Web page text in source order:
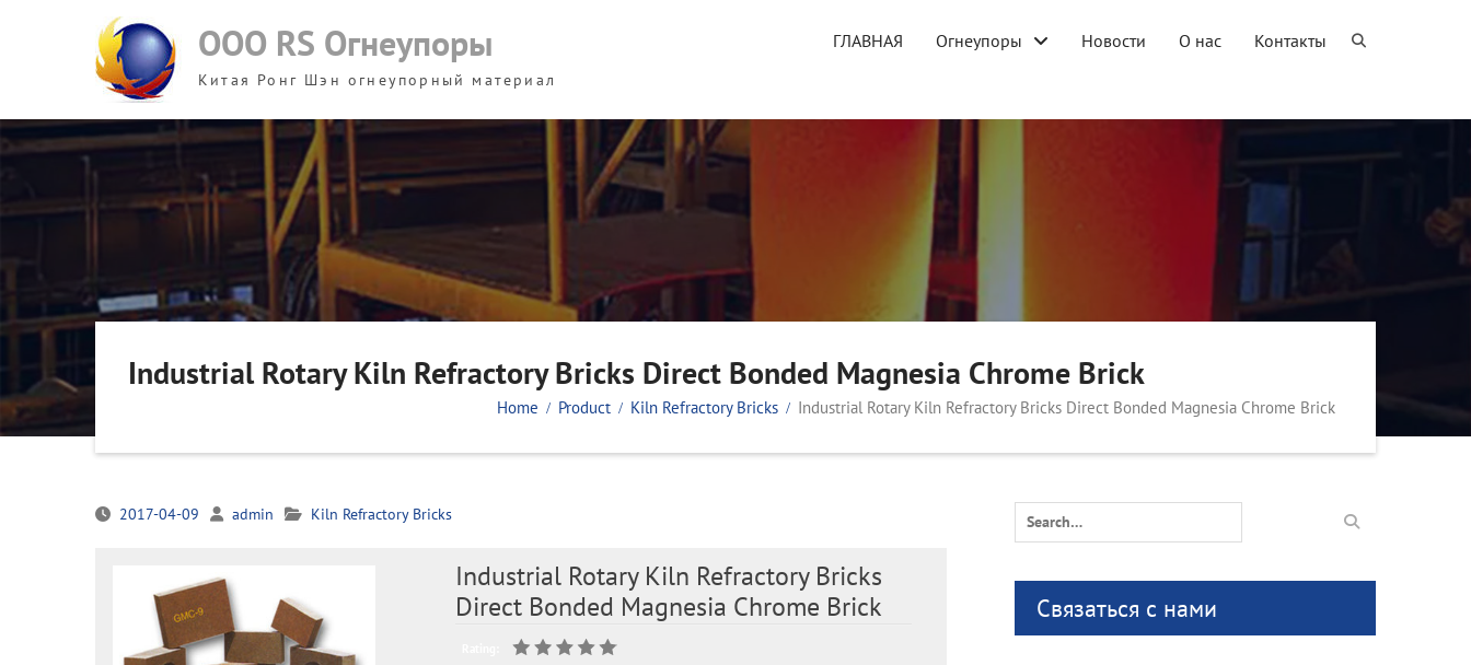
ООО RS Огнеупоры
Китая Ронг Шэн огнеупорный материал
ГЛАВНАЯ Огнеупоры Новости О нас Контакты
Industrial Rotary Kiln Refractory Bricks Direct Bonded Magnesia Chrome Brick
Home Product Kiln Refractory Bricks Industrial Rotary Kiln Refractory Bricks Direct Bonded Magnesia Chrome Brick
2017-04-09 admin Kiln Refractory Bricks
Industrial Rotary Kiln Refractory Bricks
Direct Bonded Magnesia Chrome Brick
Search
for:
Связаться с нами